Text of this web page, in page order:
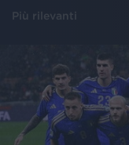
Più rilevanti